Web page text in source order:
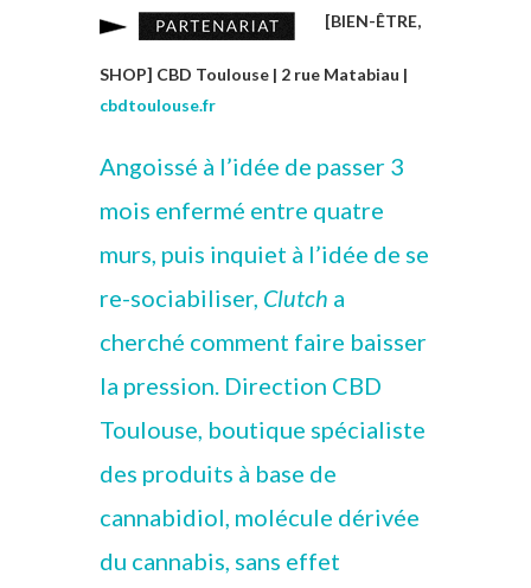
[BIEN-ÊTRE,
SHOP] CBD Toulouse | 2 rue Matabiau |
cbdtoulouse.fr
Angoissé à l’idée de passer 3
mois enfermé entre quatre
murs, puis inquiet à l’idée de se
re-sociabiliser, Clutch a
cherché comment faire baisser
la pression. Direction CBD
Toulouse, boutique spécialiste
des produits à base de
cannabidiol, molécule dérivée
du cannabis, sans effet